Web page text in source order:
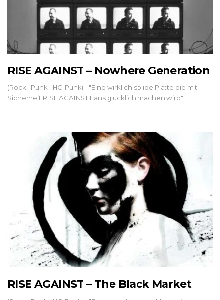
RISE AGAINST – Nowhere Generation
(Rock | Punk | HC-Punk) - "Eine wirklich solide Platte die mit
Sicherheit RISE AGAINST Fans glücklich machen wird"
RISE AGAINST – The Black Market